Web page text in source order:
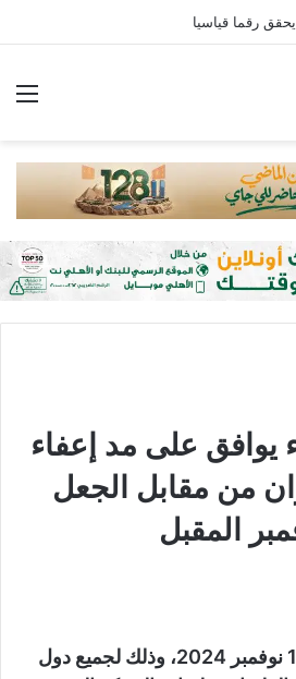
رقما قياسيا
يوافق على مد إعفاء
من مقابل الجعل
المقبل
من مقابل الجعل حتى 1 نوفمبر 2024، وذلك لجميع دول